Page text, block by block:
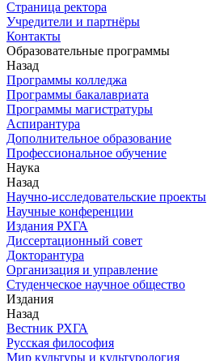
Страница ректора
Учредители и партнёры
Контакты
Образовательные программы
Назад
Программы колледжа
Программы бакалавриата
Программы магистратуры
Аспирантура
Дополнительное образование
Профессиональное обучение
Наука
Назад
Научно-исследовательские проекты
Научные конференции
Издания РХГА
Диссертационный совет
Докторантура
Организация и управление
Студенческое научное общество
Издания
Назад
Вестник РХГА
Русская философия
Мир культуры и культурология